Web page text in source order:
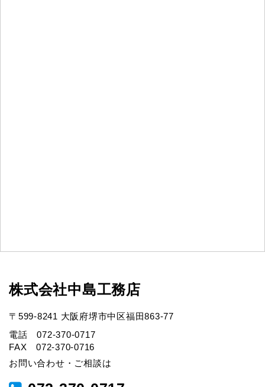
株式会社中島工務店
〒599-8241 大阪府堺市中区福田863-77
電話 072-370-0717
FAX 072-370-0716
お問い合わせ・ご相談は